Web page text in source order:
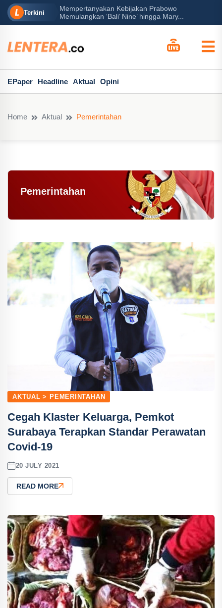
Terkini
Mempertanyakan Kebijakan Prabowo
Memulangkan ‘Bali’ Nine’ hingga Mary...
EPaper Headline Aktual Opini
Home Aktual Pemerintahan
Pemerintahan
AKTUAL > PEMERINTAHAN
Cegah Klaster Keluarga, Pemkot
Surabaya Terapkan Standar Perawatan
Covid-19
20 JULY 2021
READ MORE